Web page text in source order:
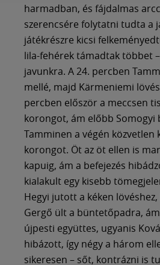
harmadban, és fájdalmas
szerencsére folytatni tudta a
játékrészre kicsi
lila-fehérek támadtak többet
javunkra. A 24. percben
mellé, majd Kärmeniemi
percben először a meccsen
korongot, ám előbb Somogyi
Tamminen a végén
korongot. Öt az öt ellen is
kapuig, ám a befejezés
kialakult egy kisebb
Hegyi jutott a kéken
Gergő ült a büntetőpadra,
újpesti együttes, ugyanis
hibázott, így négy a három
sikeresen – sőt, kontrázni is